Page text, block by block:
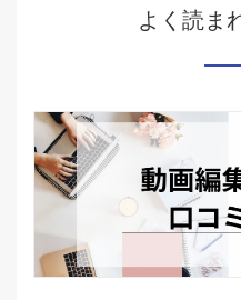
よく読ま